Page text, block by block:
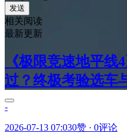
发送
相关阅读
最新更新
《极限竞速地平线
过？终极考验选车
-
2026-07-13 07:030赞 · 0评论